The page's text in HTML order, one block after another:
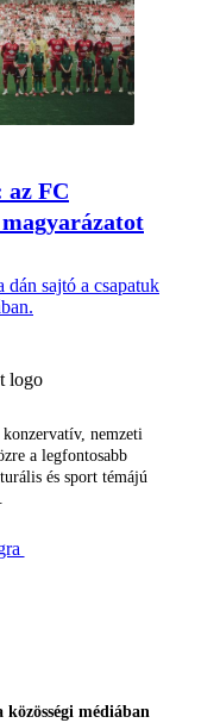
az FC
dán sajtó a csapatuk
nemzeti
a legfontosabb
és sport témájú
médiában